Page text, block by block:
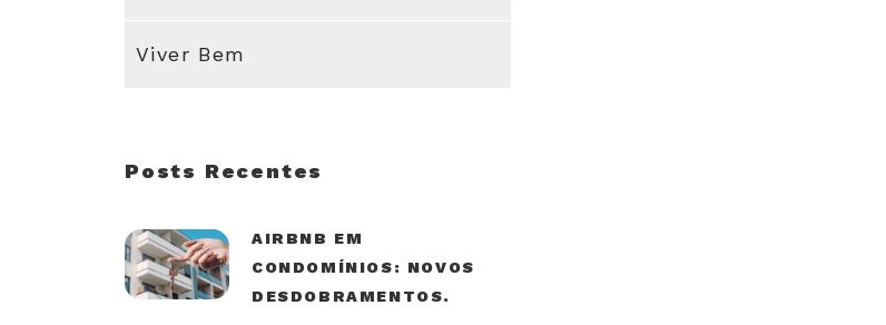
Viver Bem
Posts Recentes
AIRBNB EM
CONDOMÍNIOS: NOVOS
DESDOBRAMENTOS.